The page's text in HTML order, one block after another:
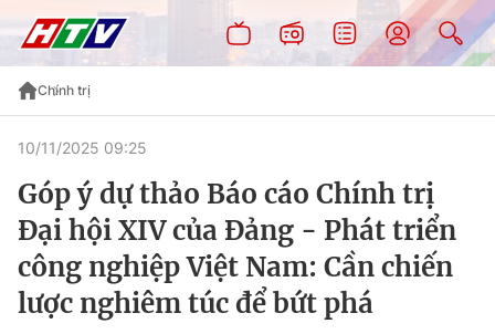
Chính trị
10/11/2025 09:25
Góp ý dự thảo Báo cáo Chính trị
Đại hội XIV của Đảng - Phát triển
công nghiệp Việt Nam: Cần chiến
lược nghiêm túc để bứt phá